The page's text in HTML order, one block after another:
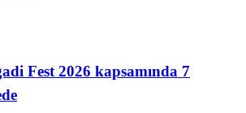
Fest 2026 kapsamında 7